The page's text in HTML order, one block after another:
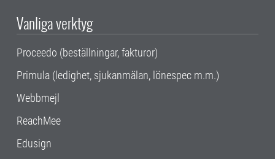
Vanliga verktyg
Proceedo (beställningar, fakturor)
Primula (ledighet, sjukanmälan, lönespec m.m.)
Webbmejl
ReachMee
Edusign